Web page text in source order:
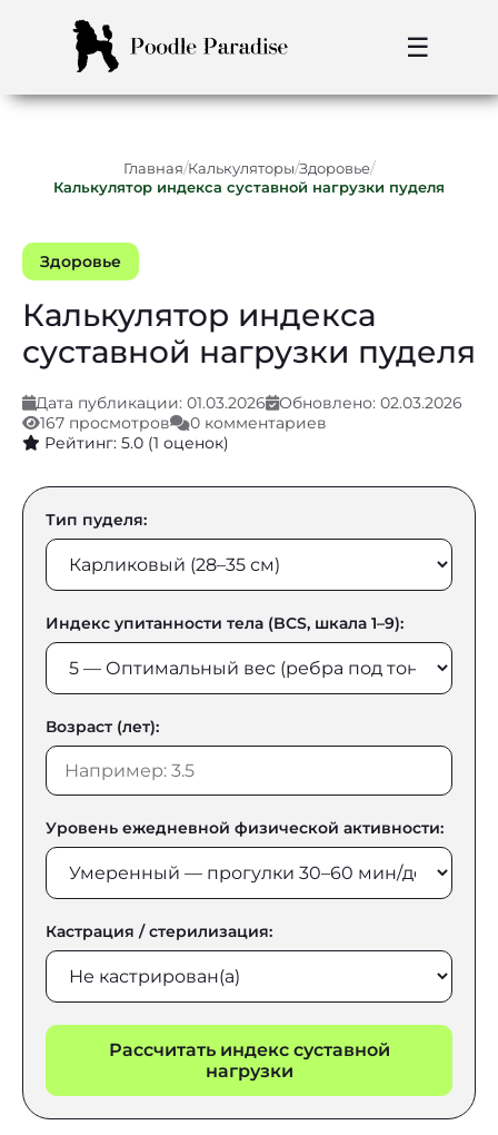
☰
Главная/Калькуляторы/Здоровье/
Калькулятор индекса суставной нагрузки пуделя
Здоровье
Калькулятор индекса
суставной нагрузки пуделя
Дата публикации: 01.03.2026
Обновлено: 02.03.2026
167 просмотров
0 комментариев
Рейтинг: 5.0 (1 оценок)
Тип пуделя:
Индекс упитанности тела (BCS, шкала 1–9):
Возраст (лет):
Уровень ежедневной физической активности:
Кастрация / стерилизация:
Рассчитать индекс суставной
нагрузки